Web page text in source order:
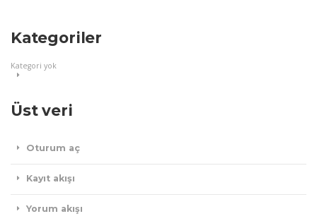
Kategoriler
Kategori yok
Üst veri
Oturum aç
Kayıt akışı
Yorum akışı